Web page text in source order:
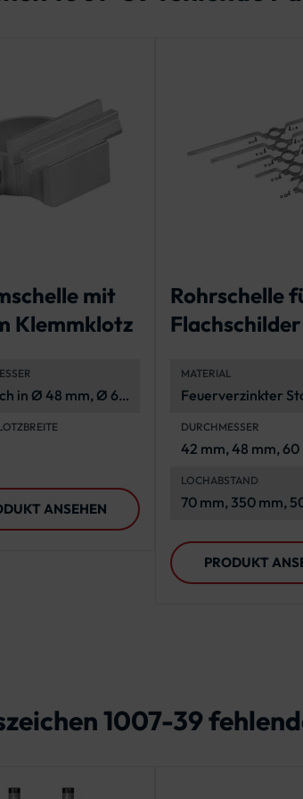
mit
Klemmklotz
in Ø 48 mm, Ø 60
ANSEHEN
Rohrschelle
Flachschilder
MATERIAL
Feuerverzinkter
DURCHMESSER
42 mm, 48 mm, 60
LOCHABSTAND
70 mm, 350 mm,
PRODUKT
1007-39